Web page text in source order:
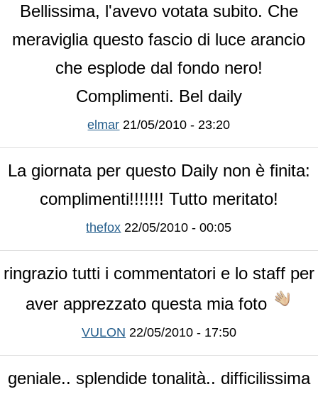
Bellissima, l'avevo votata subito. Che
meraviglia questo fascio di luce arancio
che esplode dal fondo nero!
Complimenti. Bel daily
elmar 21/05/2010 - 23:20
La giornata per questo Daily non è finita:
complimenti!!!!!!! Tutto meritato!
thefox 22/05/2010 - 00:05
ringrazio tutti i commentatori e lo staff per
aver apprezzato questa mia foto
VULON 22/05/2010 - 17:50
geniale.. splendide tonalità.. difficilissima